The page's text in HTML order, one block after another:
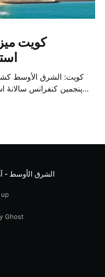
کویت
کویت: الشرق الأوسط
پنجمین کنفرانس
متخصص از شرکت‌های
الشرق الأوسط -
up
Ghost